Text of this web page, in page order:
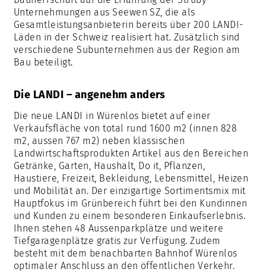
Unternehmungen aus Seewen SZ, die als
Gesamtleistungsanbieterin bereits über 200 LANDI-
Läden in der Schweiz realisiert hat. Zusätzlich sind
verschiedene Subunternehmen aus der Region am
Bau beteiligt.
Die LANDI – angenehm anders
Die neue LANDI in Würenlos bietet auf einer
Verkaufsfläche von total rund 1600 m2 (innen 828
m2, aussen 767 m2) neben klassischen
Landwirtschaftsprodukten Artikel aus den Bereichen
Getränke, Garten, Haushalt, Do it, Pflanzen,
Haustiere, Freizeit, Bekleidung, Lebensmittel, Heizen
und Mobilität an. Der einzigartige Sortimentsmix mit
Hauptfokus im Grünbereich führt bei den Kundinnen
und Kunden zu einem besonderen Einkaufserlebnis.
Ihnen stehen 48 Aussenparkplätze und weitere
Tiefgaragenplätze gratis zur Verfügung. Zudem
besteht mit dem benachbarten Bahnhof Würenlos
optimaler Anschluss an den öffentlichen Verkehr.